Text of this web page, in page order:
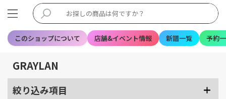
このショップについて 店舗&イベント情報 新譜一覧 予約
GRAYLAN
絞り込み項目